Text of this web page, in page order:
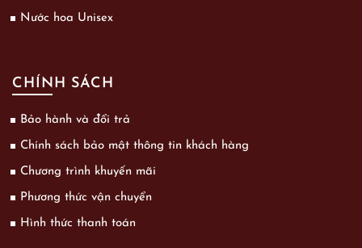
Nước hoa Unisex
CHÍNH SÁCH
Bảo hành và đổi trả
Chính sách bảo mật thông tin khách hàng
Chương trình khuyến mãi
Phương thức vận chuyển
Hình thức thanh toán